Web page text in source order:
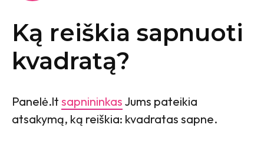
Ką reiškia sapnuoti
kvadratą?
Panelė.lt sapnininkas Jums pateikia
atsakymą, ką reiškia: kvadratas sapne.